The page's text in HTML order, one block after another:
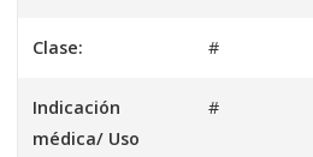
Clase: #
Indicación
médica/ Uso
#